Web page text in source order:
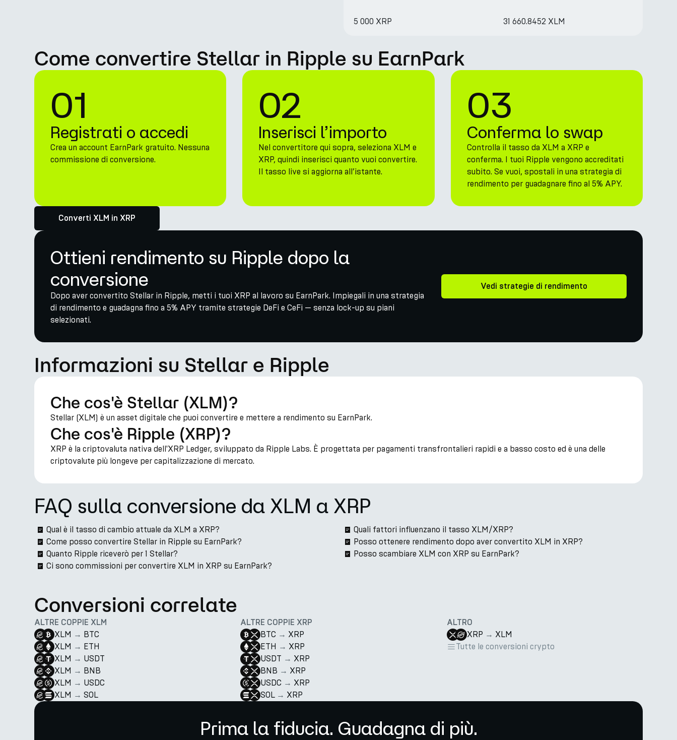
5 000 XRP 31 660.8452 XLM
Come convertire Stellar in Ripple su EarnPark
01
Registrati o accedi
Crea un account EarnPark gratuito. Nessuna
commissione di conversione.
02
Inserisci l’importo
Nel convertitore qui sopra, seleziona XLM e
XRP, quindi inserisci quanto vuoi convertire.
Il tasso live si aggiorna all’istante.
03
Conferma lo swap
Controlla il tasso da XLM a XRP e
conferma. I tuoi Ripple vengono accreditati
subito. Se vuoi, spostali in una strategia di
rendimento per guadagnare fino al 5% APY.
Converti XLM in XRP
Ottieni rendimento su Ripple dopo la
conversione
Dopo aver convertito Stellar in Ripple, metti i tuoi XRP al lavoro su EarnPark. Impiegali in una strategia
di rendimento e guadagna fino a 5% APY tramite strategie DeFi e CeFi — senza lock-up su piani
selezionati.
Vedi strategie di rendimento
Informazioni su Stellar e Ripple
Che cos'è Stellar (XLM)?
Stellar (XLM) è un asset digitale che puoi convertire e mettere a rendimento su EarnPark.
Che cos'è Ripple (XRP)?
XRP è la criptovaluta nativa dell'XRP Ledger, sviluppato da Ripple Labs. È progettata per pagamenti transfrontalieri rapidi e a basso costo ed è una delle
criptovalute più longeve per capitalizzazione di mercato.
FAQ sulla conversione da XLM a XRP
Qual è il tasso di cambio attuale da XLM a XRP?
Come posso convertire Stellar in Ripple su EarnPark?
Quanto Ripple riceverò per 1 Stellar?
Ci sono commissioni per convertire XLM in XRP su EarnPark?
Quali fattori influenzano il tasso XLM/XRP?
Posso ottenere rendimento dopo aver convertito XLM in XRP?
Posso scambiare XLM con XRP su EarnPark?
Conversioni correlate
ALTRE COPPIE XLM
XLM → BTC
XLM → ETH
XLM → USDT
XLM → BNB
XLM → USDC
XLM → SOL
ALTRE COPPIE XRP
BTC → XRP
ETH → XRP
USDT → XRP
BNB → XRP
USDC → XRP
SOL → XRP
ALTRO
XRP → XLM
Tutte le conversioni crypto
Prima la fiducia. Guadagna di più.